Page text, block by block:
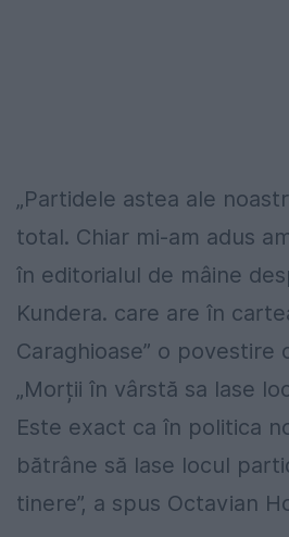
„Partidele astea ale
total. Chiar mi-am adus
în editorialul de mâine
Kundera. care are în
Caraghioase” o povestire
„Morții în vârstă sa lase
Este exact ca în politica
bătrâne să lase locul
tinere”, a spus Octavian